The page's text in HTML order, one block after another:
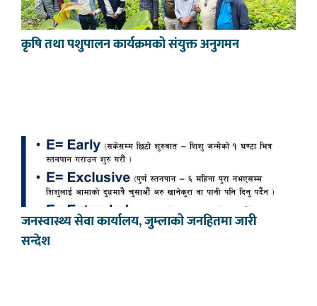
कृषि तथा पशुपालन कार्यक्रमको संयुक्त अनुगमन
जनस्वास्थ्य सेवा कार्यालय, जुम्लाको जनहितमा जारी
सन्देश